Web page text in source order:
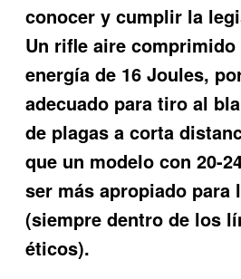
conocer y cumplir la
Un rifle aire
energía de 16 Joules,
adecuado para tiro al
de plagas a corta
que un modelo con 20-
ser más apropiado para
(siempre dentro de los
éticos).